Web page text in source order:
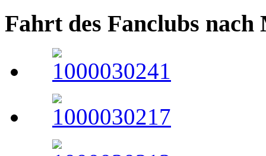
Fahrt des Fanclubs nach